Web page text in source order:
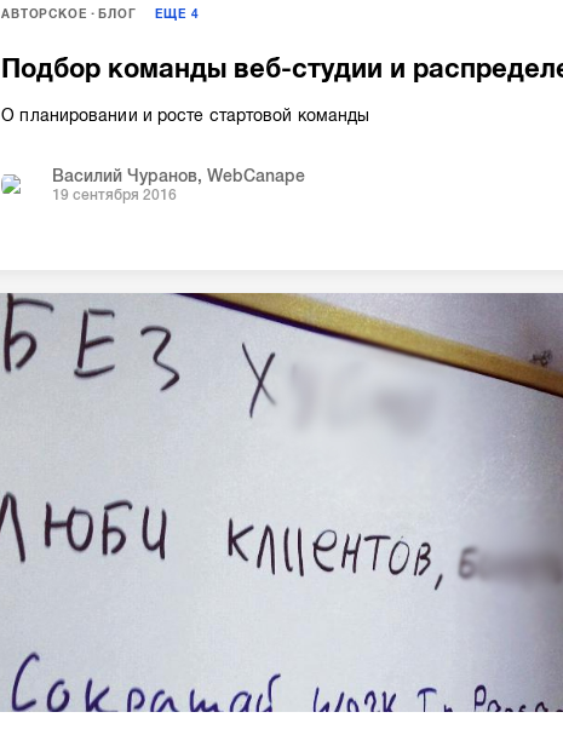
АВТОРСКОЕ БЛОГ ЕЩЕ 4
Подбор команды веб-студии и
О планировании и росте стартовой команды
Василий Чуранов, WebCanape
19 сентября 2016